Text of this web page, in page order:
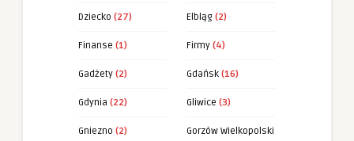
Dziecko (27) Elbląg (2)
Finanse (1) Firmy (4)
Gadżety (2) Gdańsk (16)
Gdynia (22) Gliwice (3)
Gniezno (2) Gorzów Wielkopolski